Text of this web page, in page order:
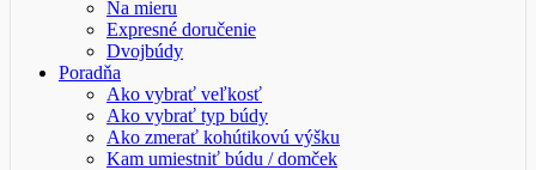
Na mieru
Expresné doručenie
Dvojbúdy
Poradňa
Ako vybrať veľkosť
Ako vybrať typ búdy
Ako zmerať kohútikovú výšku
Kam umiestniť búdu / domček